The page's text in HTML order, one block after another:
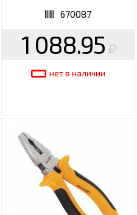
670087
1 088.95
нет в наличии